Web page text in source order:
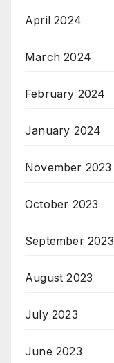
April 2024
March 2024
February 2024
January 2024
November 2023
October 2023
September 2023
August 2023
July 2023
June 2023